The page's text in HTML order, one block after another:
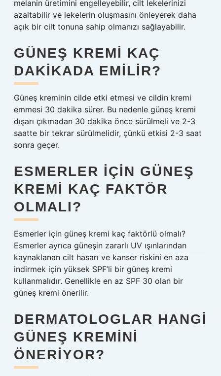
melanin üretimini engelleyebilir, cilt lekelerinizi
azaltabilir ve lekelerin oluşmasını önleyerek daha
açık bir cilt tonuna sahip olmanızı sağlayabilir.
GÜNEŞ KREMI KAÇ
DAKIKADA EMILIR?
Güneş kreminin cilde etki etmesi ve cildin kremi
emmesi 30 dakika sürer. Bu nedenle güneş kremi
dışarı çıkmadan 30 dakika önce sürülmeli ve 2-3
saatte bir tekrar sürülmelidir, çünkü etkisi 2-3 saat
sonra geçer.
ESMERLER IÇIN GÜNEŞ
KREMI KAÇ FAKTÖR
OLMALI?
Esmerler için güneş kremi kaç faktörlü olmalı?
Esmerler ayrıca güneşin zararlı UV ışınlarından
kaynaklanan cilt hasarı ve kanser riskini en aza
indirmek için yüksek SPF’li bir güneş kremi
kullanmalıdır. Genellikle en az SPF 30 olan bir
güneş kremi önerilir.
DERMATOLOGLAR HANGI
GÜNEŞ KREMINI
ÖNERIYOR?